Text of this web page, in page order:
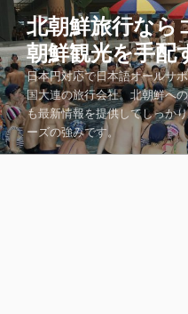
テ
ン
ツ
へ
ス
キ
北朝鮮旅行なら
朝鮮観光を手配
日本円対応で日本語オールサ
国大連の旅行会社。北朝鮮へ
も最新情報を提供してしっか
ーズの強みです。